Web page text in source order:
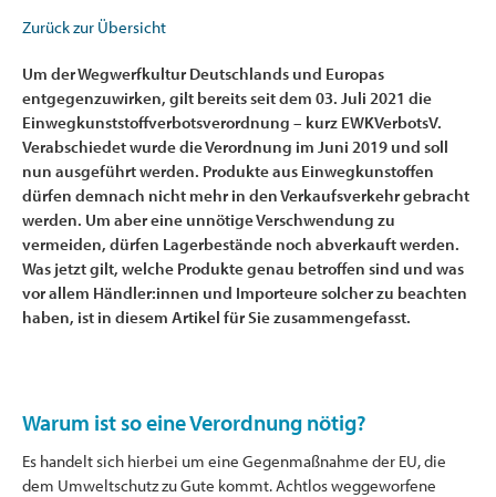
Zurück zur Übersicht
Um der Wegwerfkultur Deutschlands und Europas
entgegenzuwirken, gilt bereits seit dem 03. Juli 2021 die
Einwegkunststoffverbotsverordnung – kurz EWKVerbotsV.
Verabschiedet wurde die Verordnung im Juni 2019 und soll
nun ausgeführt werden. Produkte aus Einwegkunstoffen
dürfen demnach nicht mehr in den Verkaufsverkehr gebracht
werden. Um aber eine unnötige Verschwendung zu
vermeiden, dürfen Lagerbestände noch abverkauft werden.
Was jetzt gilt, welche Produkte genau betroffen sind und was
vor allem Händler:innen und Importeure solcher zu beachten
haben, ist in diesem Artikel für Sie zusammengefasst.
Warum ist so eine Verordnung nötig?
Es handelt sich hierbei um eine Gegenmaßnahme der EU, die
dem Umweltschutz zu Gute kommt. Achtlos weggeworfene